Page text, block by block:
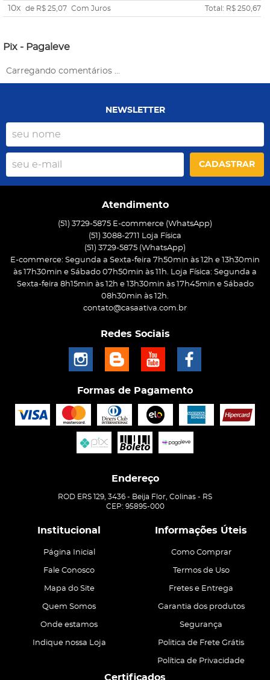
10x de R$ 25,07 Com Juros Total: R$ 250,67
Pix - Pagaleve
Carregando comentários ...
NEWSLETTER
CADASTRAR
Atendimento
(51) 3729-5875 E-commerce (WhatsApp)
(51) 3088-2711 Loja Física
(51) 3729-5875 (WhatsApp)
E-commerce: Segunda a Sexta-feira 7h50min às 12h e 13h30min
às 17h30min e Sábado 07h50min às 11h. Loja Física: Segunda a
Sexta-feira 8h15min às 12h e 13h30min às 17h45min e Sábado
08h30min às 12h.
contato@casaativa.com.br
Redes Sociais
Formas de Pagamento
Endereço
ROD ERS 129, 3436 - Beija Flor, Colinas - RS
CEP: 95895-000
Institucional
Página Inicial
Fale Conosco
Mapa do Site
Quem Somos
Onde estamos
Indique nossa Loja
Informações Úteis
Como Comprar
Termos de Uso
Fretes e Entrega
Garantia dos produtos
Segurança
Politica de Frete Grátis
Política de Privacidade
Certificados